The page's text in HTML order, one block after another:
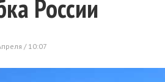
России
/ 10:07